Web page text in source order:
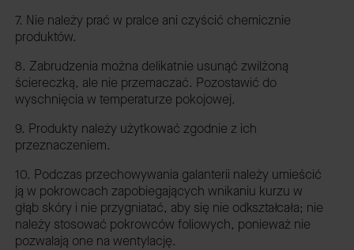
7. Nie należy prać w pralce ani czyścić chemicznie
produktów.
8. Zabrudzenia można delikatnie usunąć zwilżoną
ściereczką, ale nie przemaczać. Pozostawić do
wyschnięcia w temperaturze pokojowej.
9. Produkty należy użytkować zgodnie z ich
przeznaczeniem.
10. Podczas przechowywania galanterii należy umieścić
ją w pokrowcach zapobiegających wnikaniu kurzu w
głąb skóry i nie przygniatać, aby się nie odkształcała; nie
należy stosować pokrowców foliowych, ponieważ nie
pozwalają one na wentylację.